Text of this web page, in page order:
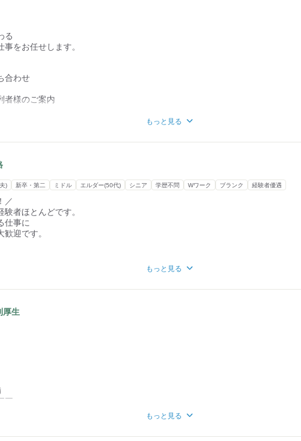
と実感できると共に、
力になれたことに
感じます。
る
事をお任せします。
合わせ
者様のご案内
ート など
とよりも、
なるお仕事です。
で担当者が変わる事がない為、
感謝や信頼されやすく
も仕事への
れます。
もっと見る
) 新卒・第二 ミドル エルダー(50代) シニア 学歴不問 Wワーク ブランク 経験者優遇
／
者ほとんどです。
仕事に
迎です。
者
ター1・2級資格優遇あり
ている人〉
な方や、
たい、
もっと見る
厚生
￣
もっと見る